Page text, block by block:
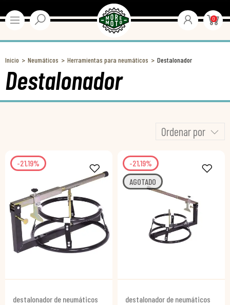
0
Inicio Neumáticos Herramientas para neumáticos Destalonador
Destalonador
Ordenar por
-21,19%
destalonador de neumáticos
-21,19%
AGOTADO
destalonador de neumáticos